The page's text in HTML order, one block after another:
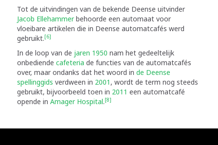
Tot de uitvindingen van de bekende Deense uitvinder
Jacob Ellehammerbehoorde een automaat voor
vloeibare artikelen die in Deense automatcafés werd
gebruikt.[6]
In de loop van de jaren 1950 nam het gedeeltelijk
onbediende cafeteria de functies van de automatcafés
over, maar ondanks dat het woord in de Deense
spellinggids verdween in 2001 , wordt de term nog steeds
gebruikt, bijvoorbeeld toen in 2011 een automatcafé
opende in Amager Hospital.[8]